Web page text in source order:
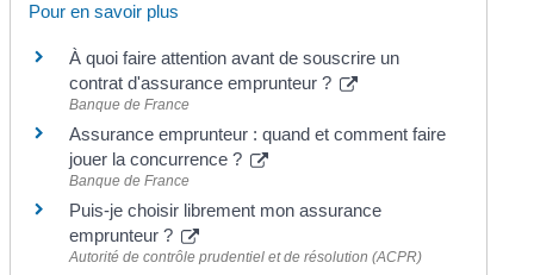
Pour en savoir plus
À quoi faire attention avant de souscrire un
contrat d'assurance emprunteur ?
Banque de France
Assurance emprunteur : quand et comment faire
jouer la concurrence ?
Banque de France
Puis-je choisir librement mon assurance
emprunteur ?
Autorité de contrôle prudentiel et de résolution (ACPR)